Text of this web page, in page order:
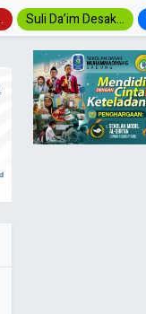
Suli Da’im Desak...